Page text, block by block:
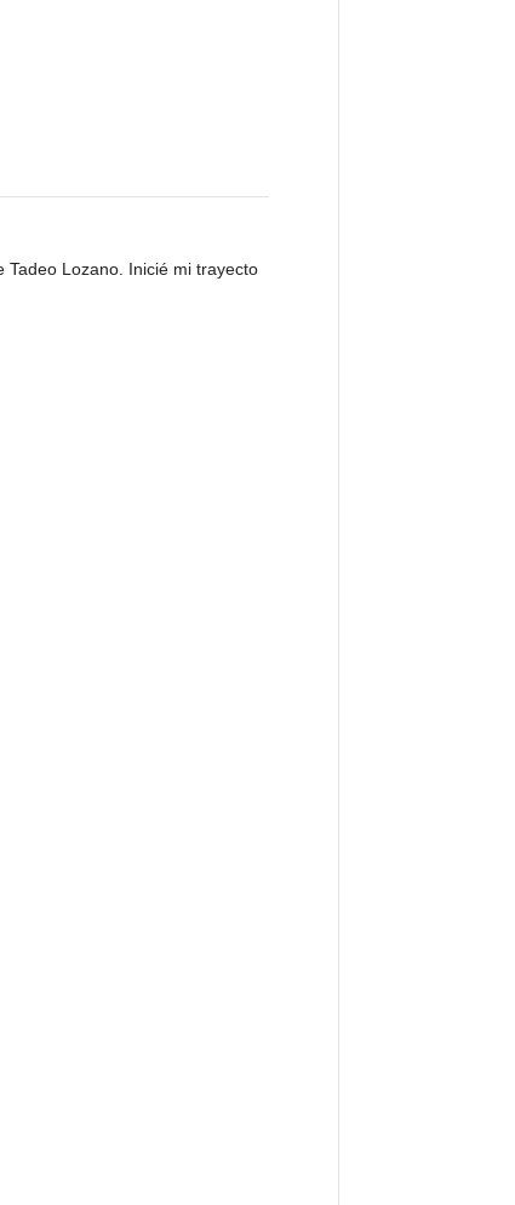
Lozano. Inicié mi trayecto